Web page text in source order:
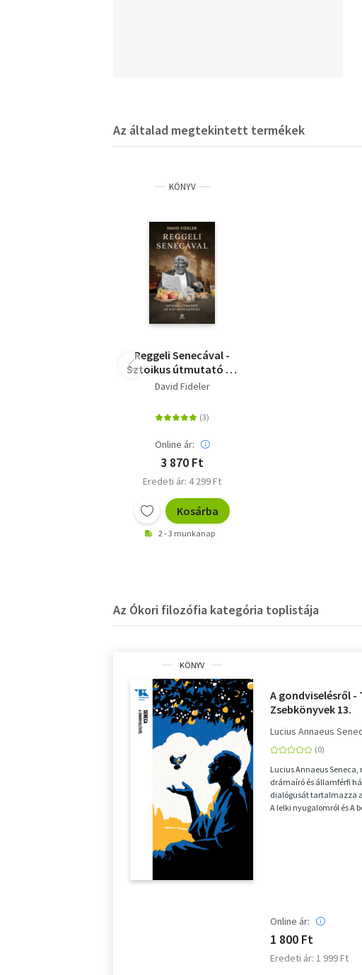
Az általad megtekintett termékek
KÖNYV
Reggeli Senecával -
Sztoikus útmutató az
élet művészetéhez
David Fideler
Online ár:
3 870 Ft
Eredeti ár: 4 299 Ft
Kosárba
2 - 3 munkanap
Az Ókori filozófia kategória toplistája
KÖNYV
A gondviselésről -
Zsebkönyvek 13.
Lucius Annaeus
Lucius Annaeus
drámaíró és államférfi
dialógusát tartalmazza
A lelki nyugalomról és A
Online ár:
1 800 Ft
Eredeti ár: 1 999 Ft